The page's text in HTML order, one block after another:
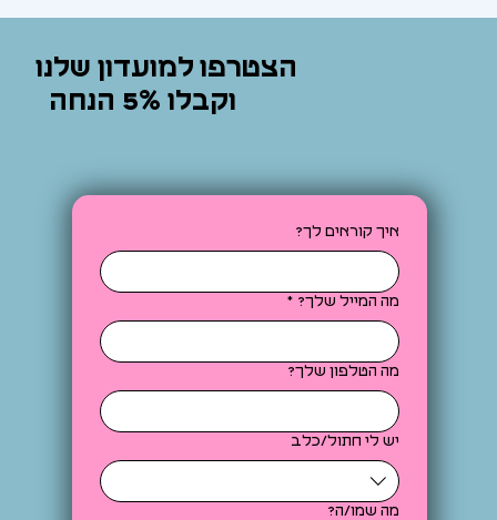
הצטרפו למועדון שלנו
וקבלו 5% הנחה
איך קוראים לך?
מה המייל שלך? *
מה הטלפון שלך?
יש לי חתול/כלב
מה שמו/ה?